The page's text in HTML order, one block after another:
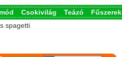
Csokivilág Teázó Fűszerek
spagetti